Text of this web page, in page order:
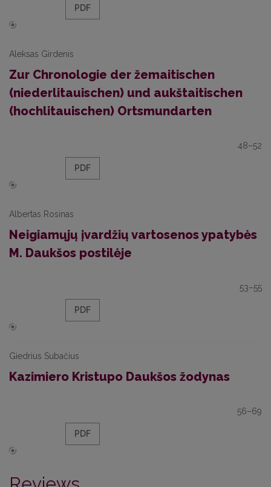
PDF
Aleksas Girdenis
Zur Chronologie der žemaitischen
(niederlitauischen) und aukštaitischen
(hochlitauischen) Ortsmundarten
48–52
PDF
Albertas Rosinas
Neigiamųjų įvardžių vartosenos ypatybės
M. Daukšos postilėje
53–55
PDF
Giedrius Subačius
Kazimiero Kristupo Daukšos žodynas
56–69
PDF